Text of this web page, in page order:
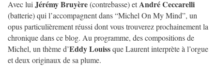
Avec lui Jérémy Bruyère(contrebasse) etAndré Ceccarelli
(batterie) qui l’accompagnent dans “Michel On My Mind”, un
opus particulièrement réussi dont vous trouverez prochainement la
chronique dans ce blog. Au programme, des compositions de
Michel, un thème d’Eddy Louissque Laurent interprète à l’orgue
et deux originaux de sa plume.